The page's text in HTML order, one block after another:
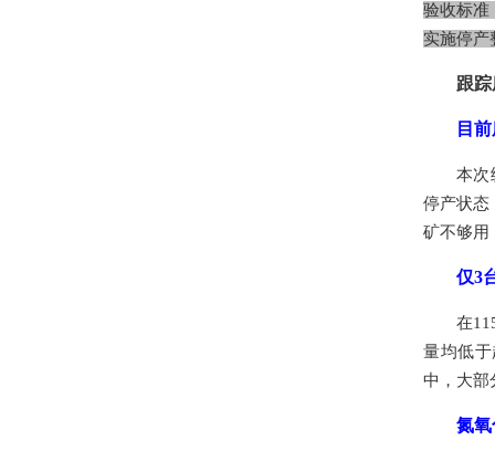
验收标准
实施停产
跟
目
本次
停产状态
矿不够用
仅3
在
量均低
中，大部
氮